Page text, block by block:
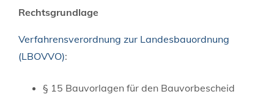
Rechtsgrundlage
Verfahrensverordnung zur Landesbauordnung
(LBOVVO):
§ 15 Bauvorlagen für den Bauvorbescheid